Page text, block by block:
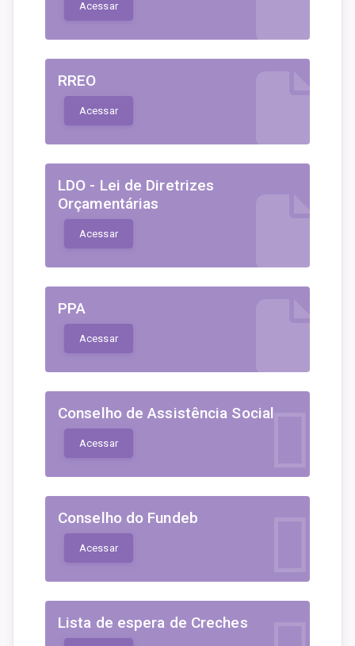
Acessar
RREO
Acessar
LDO - Lei de Diretrizes
Orçamentárias
Acessar
PPA
Acessar
Conselho de Assistência Social
Acessar
Conselho do Fundeb
Acessar
Lista de espera de Creches